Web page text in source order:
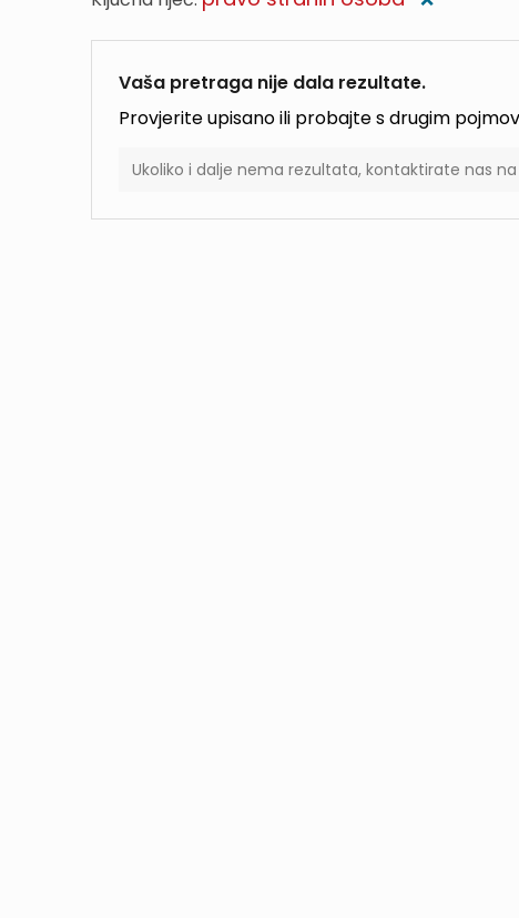
Vaša pretraga nije dala rezultate.
Provjerite upisano ili probajte s drugim
Ukoliko i dalje nema rezultata, kontaktirate nas na